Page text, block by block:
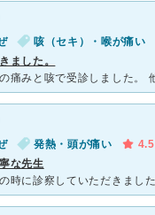
咳（セキ）・喉が痛い
ました。
発熱・頭が痛い
4.5
な先生